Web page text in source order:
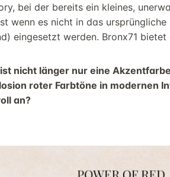
bei der bereits ein kleines,
wenn es nicht in das
eingesetzt werden. Bronx71
nicht länger nur eine
roter Farbtöne in modernen
an?